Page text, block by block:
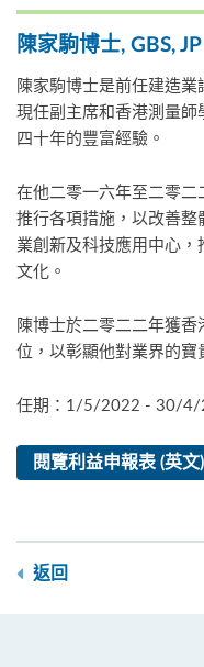
陳家駒博士, GBS, JP
陳家駒博士是前任建造
現任副主席和香港測量
四十年的豐富經驗。
在他二零一六年至二零
推行各項措施，以改善
業創新及科技應用中心
文化。
陳博士於二零二二年獲
位，以彰顯他對業界的寶
任期：1/5/2022 - 30/4/
閱覽利益申報表 (英文)
返回